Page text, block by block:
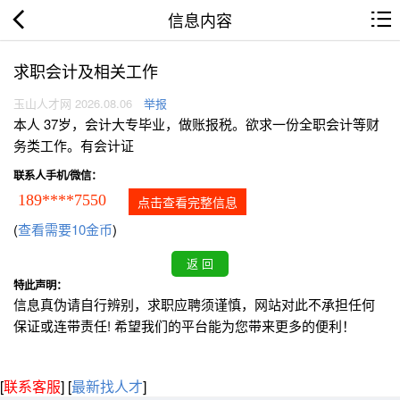
信息内容
求职会计及相关工作
玉山人才网 2026.08.06 举报
本人 37岁，会计大专毕业，做账报税。欲求一份全职会计等财
务类工作。有会计证
联系人手机/微信：
189****7550 点击查看完整信息
(查看需要10金币)
特此声明：
信息真伪请自行辨别，求职应聘须谨慎，网站对此不承担任何
保证或连带责任! 希望我们的平台能为您带来更多的便利！
[联系客服] [最新找人才]